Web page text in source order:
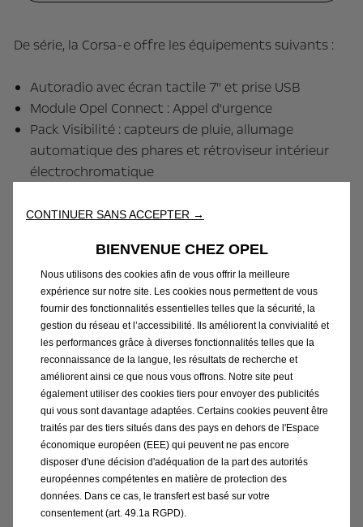
De série, la Corsa-e offre les équipements suivants :
Autoradio avec écran tactile 7'' et prise USB
Module Opel Connect : Appel d'urgence
Pack Visibilité : capteurs de pluie, allumage
automatique des phares et rétroviseur intérieur
électrochromatique
reconnaissance des panneaux de signalisation,
d’urgence avec détection des piétons et alerte
anti-somnolence
Frein de parking électrique
Démarrage sans clé
Phares halogènes avec feux de jour LED
Vitres avant électriques
Banquette arrière fractionnable 60/40
Climatisation automatique
Instrumentation de bord 3,5''
Rétroviseurs extérieurs électriques
Jantes acier 16'' avec enjoliveurs spécifiques «
aérodynamiques »
CONTINUER SANS ACCEPTER →
BIENVENUE CHEZ OPEL
Nous utilisons des cookies afin de vous offrir la meilleure
expérience sur notre site. Les cookies nous permettent de vous
fournir des fonctionnalités essentielles telles que la sécurité, la
gestion du réseau et l’accessibilité. Ils améliorent la convivialité et
les performances grâce à diverses fonctionnalités telles que la
reconnaissance de la langue, les résultats de recherche et
améliorent ainsi ce que nous vous offrons. Notre site peut
également utiliser des cookies tiers pour envoyer des publicités
qui vous sont davantage adaptées. Certains cookies peuvent être
traités par des tiers situés dans des pays en dehors de l'Espace
économique européen (EEE) qui peuvent ne pas encore
disposer d'une décision d'adéquation de la part des autorités
européennes compétentes en matière de protection des
données. Dans ce cas, le transfert est basé sur votre
consentement (art. 49.1a RGPD).